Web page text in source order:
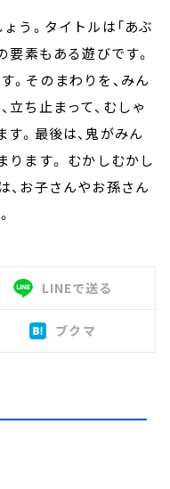
う。タイトルは「あぶ
要素もある遊びです。
。そのまわりを、みん
立ち止まって、むしゃ
。最後は、鬼がみん
ります。 むかしむかし
、お子さんやお孫さん
LINEで送る
ブクマ